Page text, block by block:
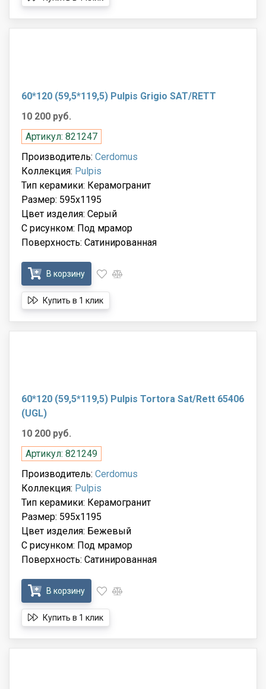
60*120 (59,5*119,5) Pulpis Grigio SAT/RETT
10 200 руб.
Артикул: 821247
Производитель: Cerdomus
Коллекция: Pulpis
Тип керамики: Керамогранит
Размер: 595x1195
Цвет изделия: Серый
С рисунком: Под мрамор
Поверхность: Сатинированная
В корзину
Купить в 1 клик
60*120 (59,5*119,5) Pulpis Tortora Sat/Rett 65406
(UGL)
10 200 руб.
Артикул: 821249
Производитель: Cerdomus
Коллекция: Pulpis
Тип керамики: Керамогранит
Размер: 595x1195
Цвет изделия: Бежевый
С рисунком: Под мрамор
Поверхность: Сатинированная
В корзину
Купить в 1 клик